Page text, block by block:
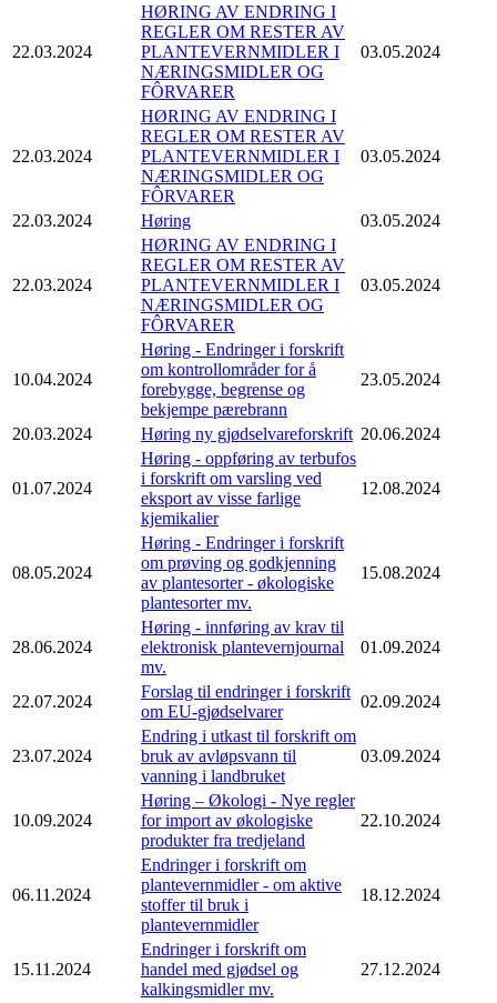
22.03.2024
HØRING AV ENDRING I
REGLER OM RESTER AV
PLANTEVERNMIDLER I
NÆRINGSMIDLER OG
FÔRVARER
03.05.2024
22.03.2024
HØRING AV ENDRING I
REGLER OM RESTER AV
PLANTEVERNMIDLER I
NÆRINGSMIDLER OG
FÔRVARER
03.05.2024
22.03.2024 Høring 03.05.2024
22.03.2024
HØRING AV ENDRING I
REGLER OM RESTER AV
PLANTEVERNMIDLER I
NÆRINGSMIDLER OG
FÔRVARER
03.05.2024
10.04.2024
Høring - Endringer i forskrift
om kontrollområder for å
forebygge, begrense og
bekjempe pærebrann
23.05.2024
20.03.2024 Høring ny gjødselvareforskrift 20.06.2024
01.07.2024
Høring - oppføring av terbufos
i forskrift om varsling ved
eksport av visse farlige
kjemikalier
12.08.2024
08.05.2024
Høring - Endringer i forskrift
om prøving og godkjenning
av plantesorter - økologiske
plantesorter mv.
15.08.2024
28.06.2024
Høring - innføring av krav til
elektronisk plantevernjournal
mv.
01.09.2024
22.07.2024
Forslag til endringer i forskrift
om EU-gjødselvarer
02.09.2024
23.07.2024
Endring i utkast til forskrift om
bruk av avløpsvann til
vanning i landbruket
03.09.2024
10.09.2024
Høring – Økologi - Nye regler
for import av økologiske
produkter fra tredjeland
22.10.2024
06.11.2024
Endringer i forskrift om
plantevernmidler - om aktive
stoffer til bruk i
plantevernmidler
18.12.2024
15.11.2024
Endringer i forskrift om
handel med gjødsel og
kalkingsmidler mv.
27.12.2024